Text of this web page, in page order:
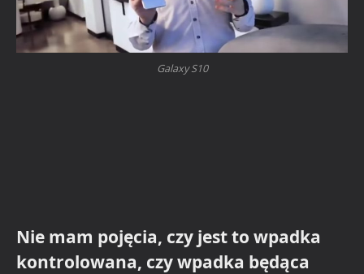
Galaxy S10
Nie mam pojęcia, czy jest to wpadka
kontrolowana, czy wpadka będąca